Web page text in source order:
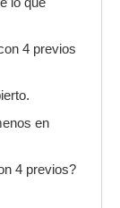
4 previos
en
4 previos?